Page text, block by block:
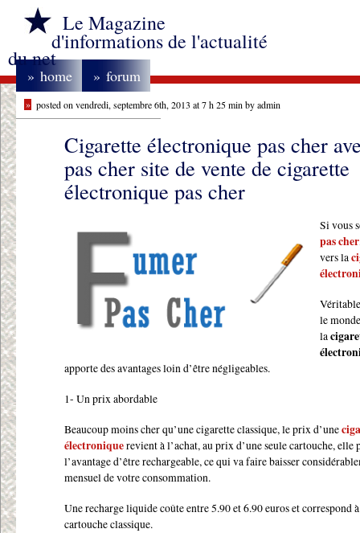
Le Magazine
d'informations de l'actualité
du net
» home » forum
» posted on vendredi, septembre 6th, 2013 at 7 h 25 min by admin
Cigarette électronique pas cher
pas cher site de vente de cigarette
électronique pas cher
Si vous
pas cher
vers la
le
la
apporte des avantages loin d’être négligeables.
1- Un prix abordable
Beaucoup moins cher qu’une cigarette classique, le prix d’une
électroniquerevient à l’achat, au prix d’une seule cartouche, elle
l’avantage d’être rechargeable, ce qui va faire baisser
mensuel de votre consommation.
Une recharge liquide coûte entre 5.90 et 6.90 euros et correspond
cartouche classique.